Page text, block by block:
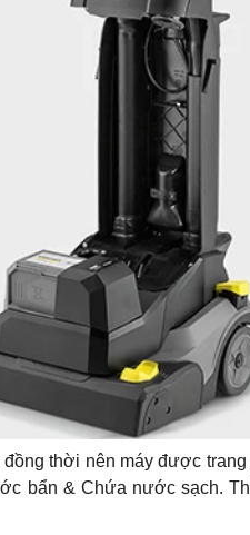
thời nên máy được
bẩn & Chứa nước sạch.